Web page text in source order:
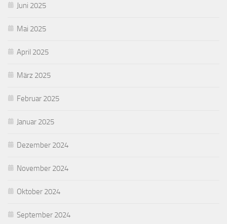
Juni 2025
Mai 2025
April 2025
März 2025
Februar 2025
Januar 2025
Dezember 2024
November 2024
Oktober 2024
September 2024